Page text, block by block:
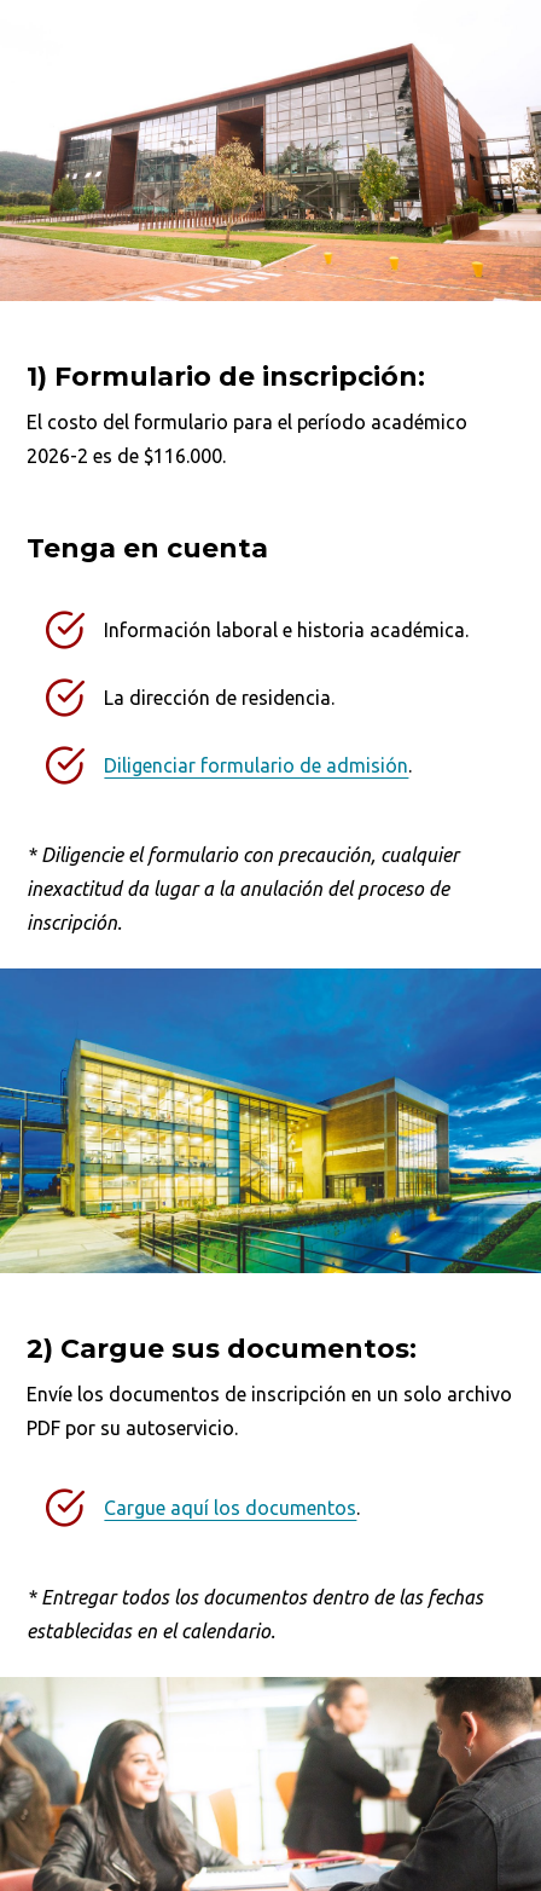
1) Formulario de inscripción:
El costo del formulario para el período académico
2026-2 es de $116.000.
Tenga en cuenta
Información laboral e historia académica.
La dirección de residencia.
Diligenciar formulario de admisión.
* Diligencie el formulario con precaución, cualquier
inexactitud da lugar a la anulación del proceso de
inscripción.
2) Cargue sus documentos:
Envíe los documentos de inscripción en un solo archivo
PDF por su autoservicio.
Cargue aquí los documentos.
* Entregar todos los documentos dentro de las fechas
establecidas en el calendario.